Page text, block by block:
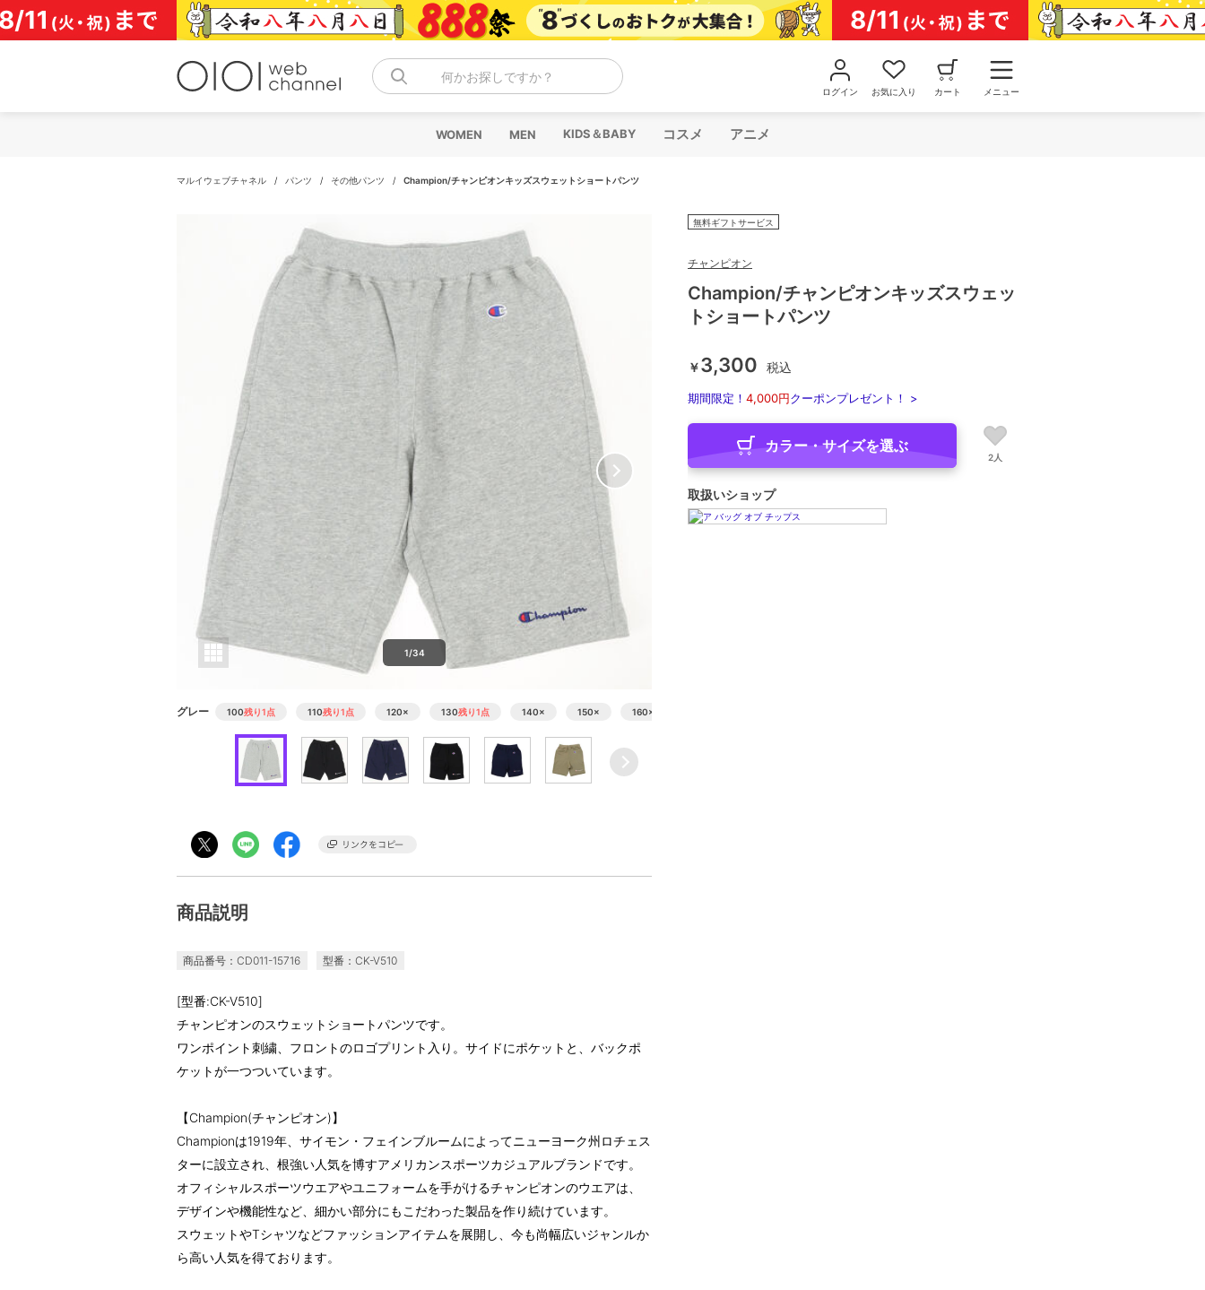
コ
ン
テ
何かお探しですか？
ログイン お気に入り カート メニュー
WOMEN MEN KIDS＆BABY コスメ アニメ
マルイウェブチャネル / パンツ / その他パンツ / Champion/チャンピオンキッズスウェットショートパンツ
1/34
グレー 100残り1点 110残り1点 120× 130残り1点 140× 150× 160×
商品説明
商品番号：CD011-15716 型番：CK-V510
[型番:CK-V510]
チャンピオンのスウェットショートパンツです。
ワンポイント刺繍、フロントのロゴプリント入り。サイドにポケットと、バックポ
ケットが一つついています。
【Champion(チャンピオン)】
Championは1919年、サイモン・フェインブルームによってニューヨーク州ロチェス
ターに設立され、根強い人気を博すアメリカンスポーツカジュアルブランドです。
オフィシャルスポーツウエアやユニフォームを手がけるチャンピオンのウエアは、
デザインや機能性など、細かい部分にもこだわった製品を作り続けています。
スウェットやTシャツなどファッションアイテムを展開し、今も尚幅広いジャンルか
ら高い人気を得ております。
無料ギフトサービス
チャンピオン
Champion/チャンピオンキッズスウェッ
トショートパンツ
￥3,300 税込
期間限定！ 4,000円クーポンプレゼント！ >
カラー・サイズを選ぶ
2人
取扱いショップ